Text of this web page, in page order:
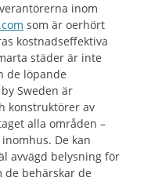
inom
som är oerhört
kostnadseffektiva
städer är inte
de löpande
Sweden är
konstruktörer av
alla områden –
De kan
avvägd belysning för
de behärskar de